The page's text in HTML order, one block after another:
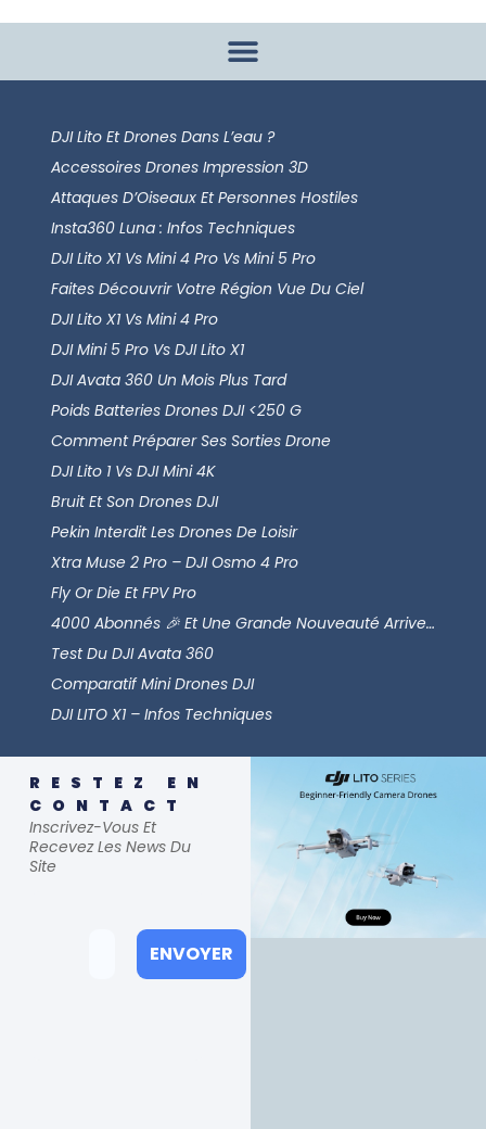
DJI Lito Et Drones Dans L’eau ?
Accessoires Drones Impression 3D
Attaques D’Oiseaux Et Personnes Hostiles
Insta360 Luna : Infos Techniques
DJI Lito X1 Vs Mini 4 Pro Vs Mini 5 Pro
Faites Découvrir Votre Région Vue Du Ciel
DJI Lito X1 Vs Mini 4 Pro
DJI Mini 5 Pro Vs DJI Lito X1
DJI Avata 360 Un Mois Plus Tard
Poids Batteries Drones DJI <250 G
Comment Préparer Ses Sorties Drone
DJI Lito 1 Vs DJI Mini 4K
Bruit Et Son Drones DJI
Pekin Interdit Les Drones De Loisir
Xtra Muse 2 Pro – DJI Osmo 4 Pro
Fly Or Die Et FPV Pro
4000 Abonnés 🎉 Et Une Grande Nouveauté Arrive…
Test Du DJI Avata 360
Comparatif Mini Drones DJI
DJI LITO X1 – Infos Techniques
RESTEZ EN
CONTACT
Inscrivez-Vous Et
Recevez Les News Du
Site